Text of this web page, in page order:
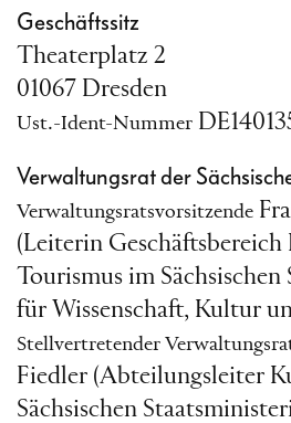
Geschäftssitz
Theaterplatz 2
01067 Dresden
Ust.-Ident-Nummer
Verwaltungsrat der
Verwaltungsratsvorsitzende
(Leiterin
Tourismus im
für Wissenschaft, Kultur
Stellvertretender
Fiedler (Abteilungsleiter
Sächsischen